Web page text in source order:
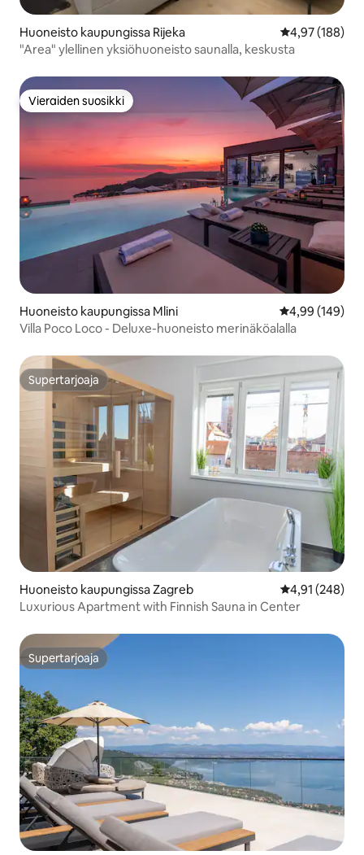
Huoneisto kaupungissa Rijeka
4,97 (188)
"Area" ylellinen yksiöhuoneisto saunalla, keskusta
Vieraiden suosikki
Vieraiden suosikki
Huoneisto kaupungissa Mlini
4,99 (149)
Villa Poco Loco - Deluxe-huoneisto merinäköalalla
Supertarjoaja
Supertarjoaja
Huoneisto kaupungissa Zagreb
4,91 (248)
Luxurious Apartment with Finnish Sauna in ​​Center
Supertarjoaja
Supertarjoaja